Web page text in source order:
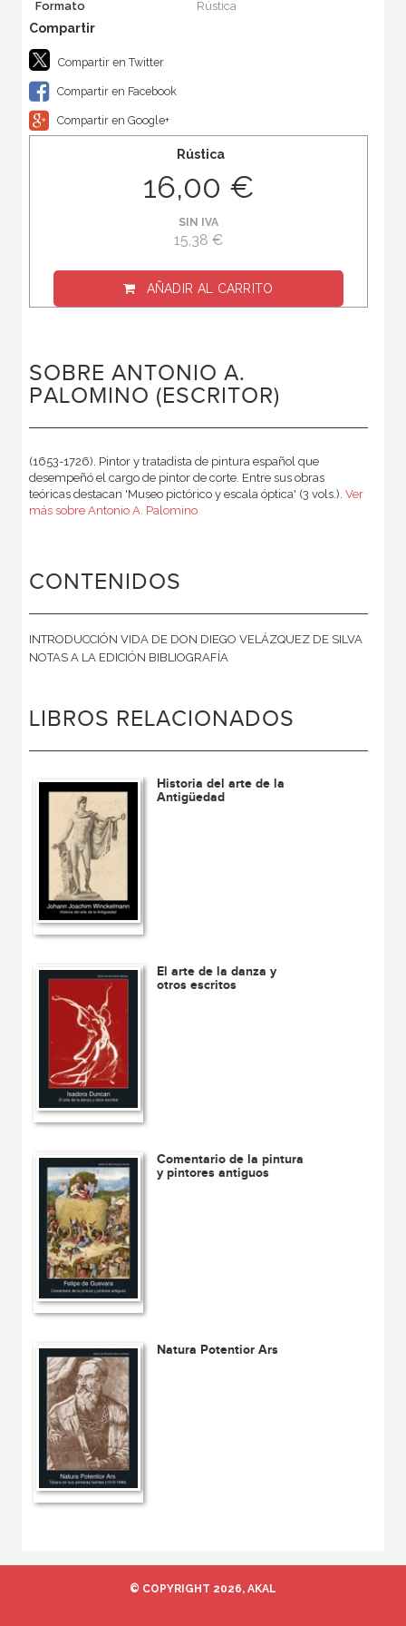
Formato Rústica
Compartir en Twitter
Compartir en Facebook
Compartir en Google+
Rústica
16,00 €
SIN IVA
15,38 €
AÑADIR AL CARRITO
SOBRE ANTONIO A.
PALOMINO (ESCRITOR)
(1653-1726). Pintor y tratadista de pintura español que
desempeñó el cargo de pintor de corte. Entre sus obras
teóricas destacan 'Museo pictórico y escala óptica' (3 vols.). Ver
más sobre Antonio A. Palomino
CONTENIDOS
INTRODUCCIÓN VIDA DE DON DIEGO VELÁZQUEZ DE SILVA
NOTAS A LA EDICIÓN BIBLIOGRAFÍA
LIBROS RELACIONADOS
Historia del arte de la
Antigüedad
El arte de la danza y
otros escritos
Comentario de la pintura
y pintores antiguos
Natura Potentior Ars
© COPYRIGHT 2026, AKAL